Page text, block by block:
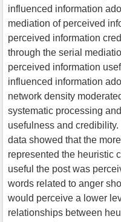
influenced information
mediation of perceived
perceived information
through the serial
perceived information
influenced information
network density
systematic processing
usefulness and
data showed that the
represented the heuristic
useful the post was
words related to anger
would perceive a lower
relationships between